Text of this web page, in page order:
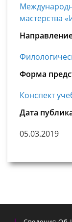
мастерства
Форма
Конспект
Дата
05.03.2019